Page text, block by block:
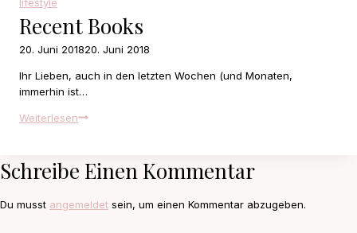
Recent Books
20. Juni 201820. Juni 2018
Ihr Lieben, auch in den letzten Wochen (und Monaten,
immerhin ist…
WeiterlesenRecent
Schreibe Einen Kommentar
Du musst angemeldet sein, um einen Kommentar abzugeben.